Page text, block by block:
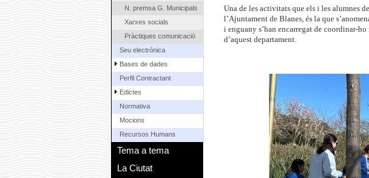
N. premsa G. Municipals
Xarxes socials
Pràctiques comunicació
Seu electrònica
Bases de dades
Perfil Contractant
Edictes
Normativa
Mocions
Recursos Humans
Tema a tema
La Ciutat
Una de les activitats que els i les alumnes
l’Ajuntament de Blanes, és la que
i enguany s’han encarregat de coordinar-
d’aquest departament.